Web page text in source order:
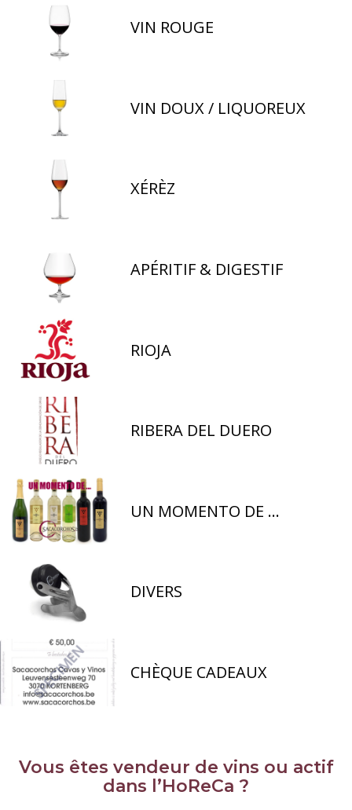
VIN ROUGE
VIN DOUX / LIQUOREUX
XÉRÈZ
APÉRITIF & DIGESTIF
RIOJA
RIBERA DEL DUERO
UN MOMENTO DE ...
DIVERS
CHÈQUE CADEAUX
Vous êtes vendeur de vins ou actif
dans l’HoReCa ?